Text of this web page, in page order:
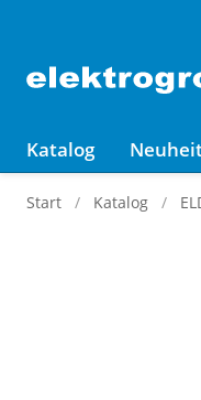
Katalog
Start Katalog